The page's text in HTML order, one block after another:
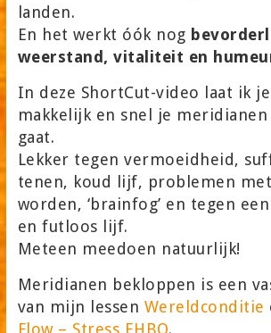
landen.
En het werkt óók nog
weerstand, vitaliteit en
In deze ShortCut-video laat ik
makkelijk en snel je
gaat.
Lekker tegen vermoeidheid,
tenen, koud lijf, problemen
worden, ‘brainfog’ en tegen
en futloos lijf.
Meteen meedoen natuurlijk!
Meridianen bekloppen is een
van mijn lessen Wereldconditie
Flow – Stress EHBO.